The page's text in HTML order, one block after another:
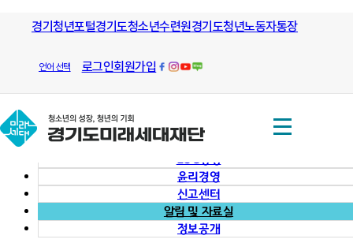
경기청년포털경기도청소년수련원경기도청년노동자통장
언어 선택 로그인회원가입
모든 방향으로 열린길과 그길을 안내하는
경기도미래세대재단
열린경영
경영공시
사회책임경영 (CSR)
윤리경영
신고센터
알림 및 자료실
정보공개